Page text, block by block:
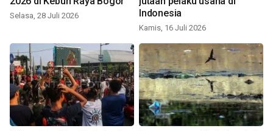
Selasa, 28 Juli 2026
Indonesia
Kamis, 16 Juli 2026